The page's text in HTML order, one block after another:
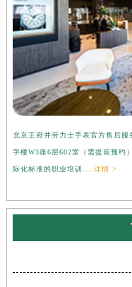
北京王府井劳力士手表官方售后
字楼W3座6层602室（需提前预约
际化标准的职业培训.... 详情 >